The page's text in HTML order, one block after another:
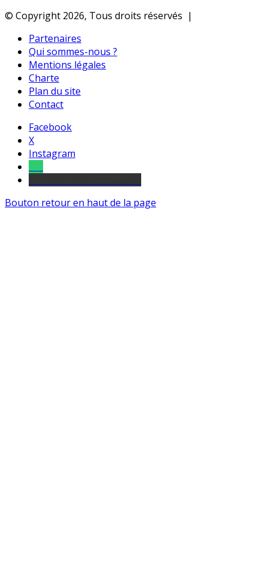
© Copyright 2026, Tous droits réservés |
Partenaires
Qui sommes-nous ?
Mentions légales
Charte
Plan du site
Contact
Facebook
X
Instagram
Bouton retour en haut de la page